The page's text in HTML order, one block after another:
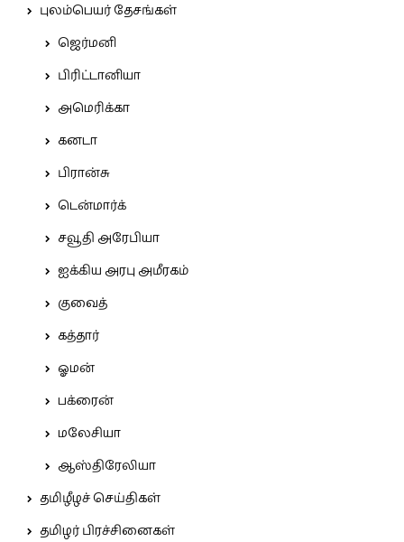
புலம்பெயர் தேசங்கள்
ஜெர்மனி
பிரிட்டானியா
அமெரிக்கா
கனடா
பிரான்சு
டென்மார்க்
சவூதி அரேபியா
ஐக்கிய அரபு அமீரகம்
குவைத்
கத்தார்
ஓமன்
பக்ரைன்
மலேசியா
ஆஸ்திரேலியா
தமிழீழச் செய்திகள்
தமிழர் பிரச்சினைகள்